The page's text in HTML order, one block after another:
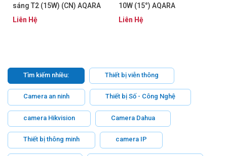
sáng T2 (15W) (CN) AQARA
SSWHLQD11LM
Liên Hệ
10W (15°) AQARA
LTSZNSD01LM
Liên Hệ
Tìm kiếm nhiều: Thiết bị viễn thông
Camera an ninh Thiết bị Số - Công Nghệ
camera Hikvision Camera Dahua
Thiết bị thông minh camera IP